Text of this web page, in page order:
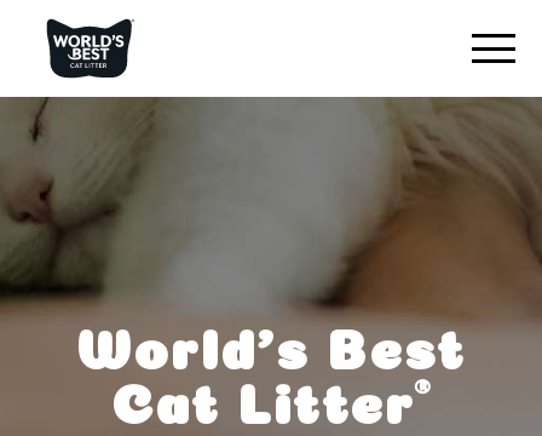
Original ohne Duftstoffe
Ohne Duftstoffe für mehrere Katzen
Mit Lavendelduft für mehrere Katzen
Katzenstreu mit geringer Verteilung
World’s Best
Cat Litter®